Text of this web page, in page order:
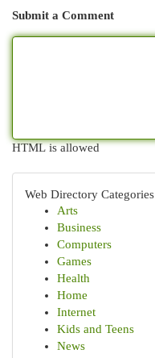
Submit a Comment
HTML is allowed
Web Directory Categories
Arts
Business
Computers
Games
Health
Home
Internet
Kids and Teens
News